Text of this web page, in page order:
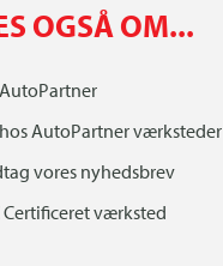
OGSÅ OM...
AutoPartner værksteder
vores nyhedsbrev
Certificeret værksted